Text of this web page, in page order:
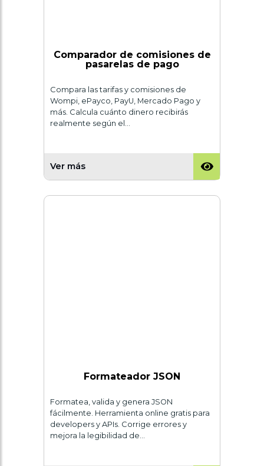
Comparador de comisiones de
pasarelas de pago
Compara las tarifas y comisiones de
Wompi, ePayco, PayU, Mercado Pago y
más. Calcula cuánto dinero recibirás
realmente según el…
Ver más
Formateador JSON
Formatea, valida y genera JSON
fácilmente. Herramienta online gratis para
developers y APIs. Corrige errores y
mejora la legibilidad de…